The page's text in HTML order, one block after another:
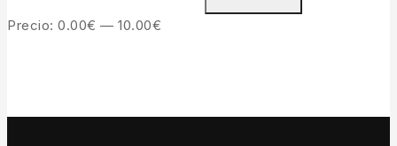
Precio: 0.00€ — 10.00€